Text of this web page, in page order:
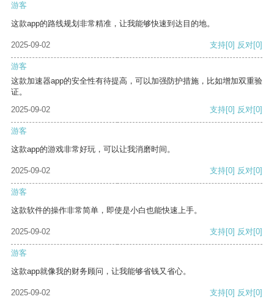
游客
这款app的路线规划非常精准，让我能够快速到达目的地。
2025-09-02 支持[0] 反对[0]
游客
这款加速器app的安全性有待提高，可以加强防护措施，比如增加双重验
证。
2025-09-02
支持[0] 反对[0]
游客
这款app的游戏非常好玩，可以让我消磨时间。
2025-09-02 支持[0] 反对[0]
游客
这款软件的操作非常简单，即使是小白也能快速上手。
2025-09-02 支持[0] 反对[0]
游客
这款app就像我的财务顾问，让我能够省钱又省心。
2025-09-02 支持[0] 反对[0]